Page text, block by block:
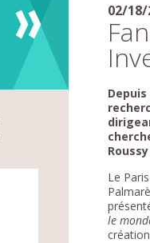
02/18/
Le
le